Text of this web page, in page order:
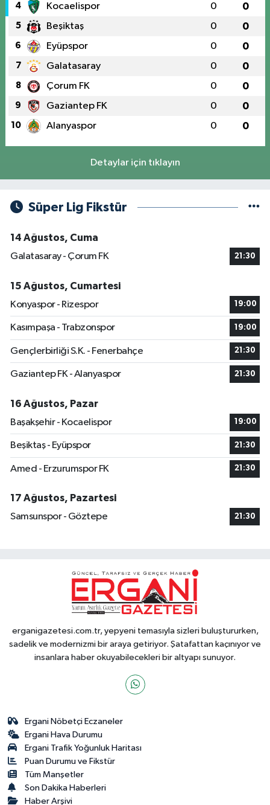
4 Kocaelispor 0 0
5 Beşiktaş 0 0
6 Eyüpspor 0 0
7 Galatasaray 0 0
8 Çorum FK 0 0
9 Gaziantep FK 0 0
10 Alanyaspor 0 0
Detaylar için tıklayın
Süper Lig Fikstür
14 Ağustos, Cuma
Galatasaray - Çorum FK
21:30
15 Ağustos, Cumartesi
Konyaspor - Rizespor
19:00
Kasımpaşa - Trabzonspor 19:00
Gençlerbirliği S.K. - Fenerbahçe 21:30
Gaziantep FK - Alanyaspor 21:30
16 Ağustos, Pazar
Başakşehir - Kocaelispor
19:00
Beşiktaş - Eyüpspor 21:30
Amed - Erzurumspor FK 21:30
17 Ağustos, Pazartesi
Samsunspor - Göztepe
21:30
erganigazetesi.com.tr, yepyeni temasıyla sizleri buluştururken,
sadelik ve modernizmi bir araya getiriyor. Şatafattan kaçınıyor ve
insanlara haber okuyabilecekleri bir altyapı sunuyor.
Ergani Nöbetçi Eczaneler
Ergani Hava Durumu
Ergani Trafik Yoğunluk Haritası
Puan Durumu ve Fikstür
Tüm Manşetler
Son Dakika Haberleri
Haber Arşivi